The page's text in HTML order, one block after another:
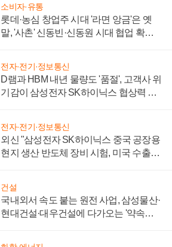
소비자·유통
롯데·농심 창업주 시대 '라면 앙금'은 옛
말, '사촌' 신동빈·신동원 시대 협업 확대
전자·전기·정보통신
D램과 HBM 내년 물량도 '품절', 고객사 위
기감이 삼성전자 SK하이닉스 협상력 더
전자·전기·정보통신
외신 "삼성전자 SK하이닉스 중국 공장용
현지 생산 반도체 장비 시험, 미국 수출통
건설
국내외서 속도 붙는 원전 사업, 삼성물산·
현대건설·대우건설에 다가오는 '약속의